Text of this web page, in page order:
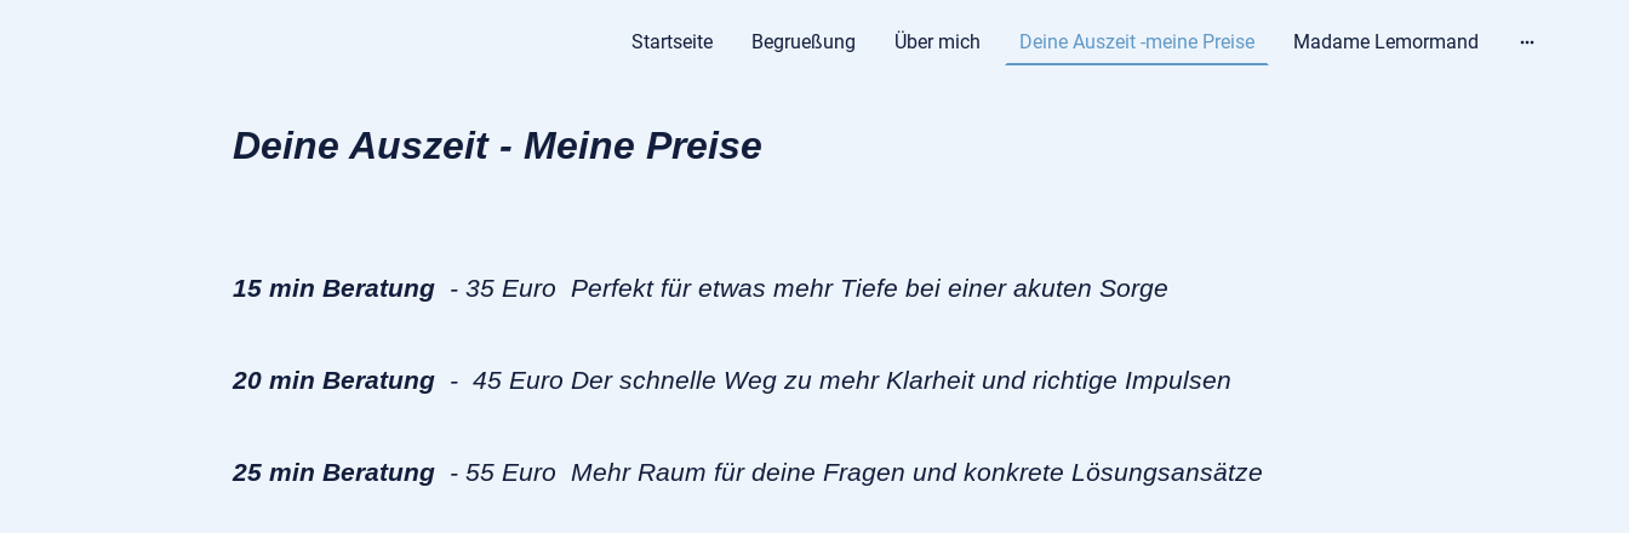
Startseite Begrueßung Über mich Deine Auszeit -meine Preise Madame Lemormand
Deine Auszeit - Meine Preise
15 min Beratung - 35 Euro Perfekt für etwas mehr Tiefe bei einer akuten Sorge
20 min Beratung - 45 Euro Der schnelle Weg zu mehr Klarheit und richtige Impulsen
25 min Beratung - 55 Euro Mehr Raum für deine Fragen und konkrete Lösungsansätze